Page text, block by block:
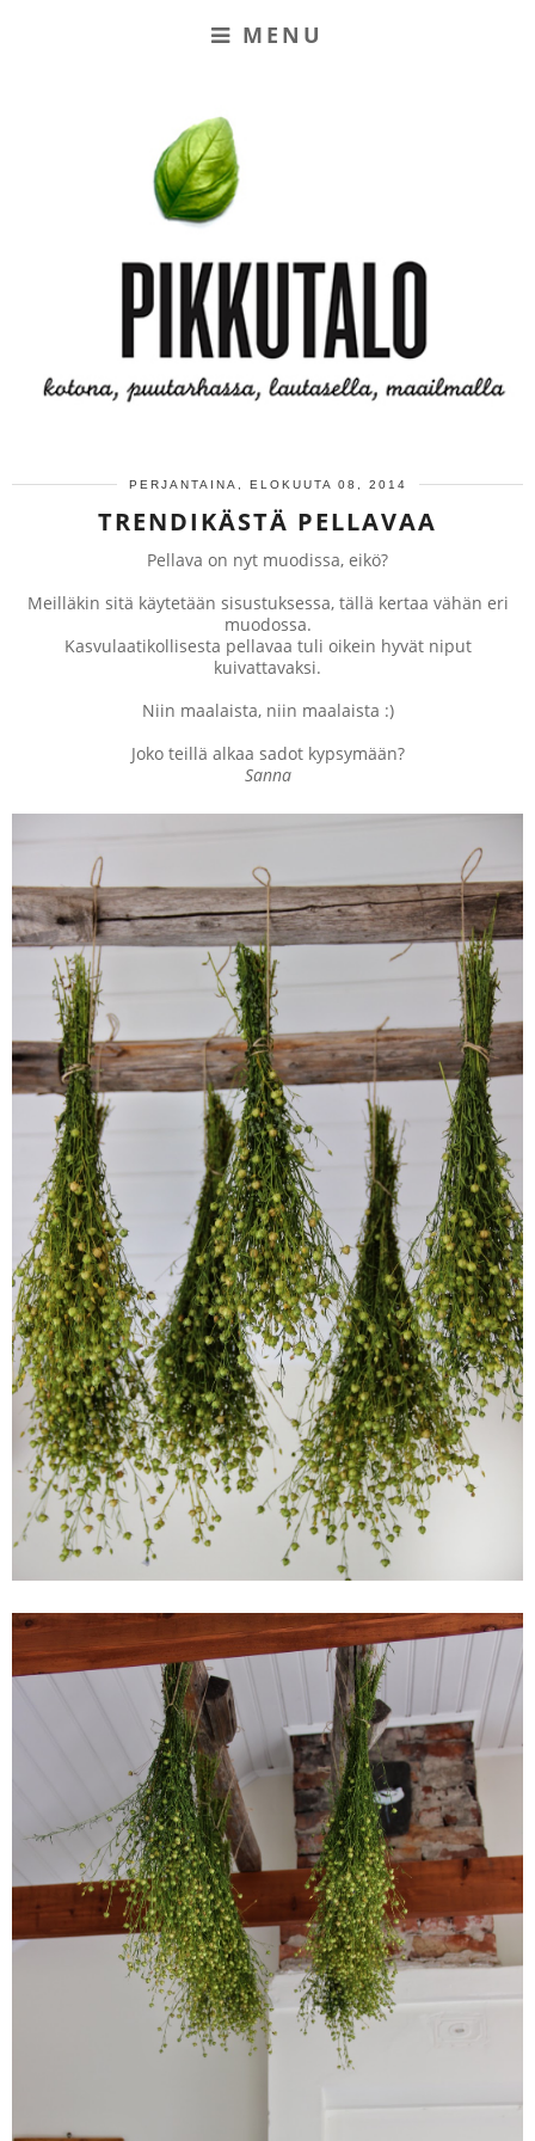
MENU
PERJANTAINA, ELOKUUTA 08, 2014
TRENDIKÄSTÄ PELLAVAA
Pellava on nyt muodissa, eikö?
Meilläkin sitä käytetään sisustuksessa, tällä kertaa vähän eri
muodossa.
Kasvulaatikollisesta pellavaa tuli oikein hyvät niput
kuivattavaksi.
Niin maalaista, niin maalaista :)
Joko teillä alkaa sadot kypsymään?
Sanna